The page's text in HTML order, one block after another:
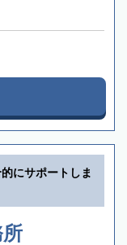
にサポートしま